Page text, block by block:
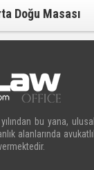
Doğu Masası
bu yana,
alanlarında